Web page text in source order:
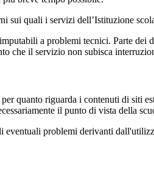
sui quali i servizi dell’Istituzione
a problemi tecnici. Parte dei
che il servizio non subisca
quanto riguarda i contenuti di siti
il punto di vista della
eventuali problemi derivanti